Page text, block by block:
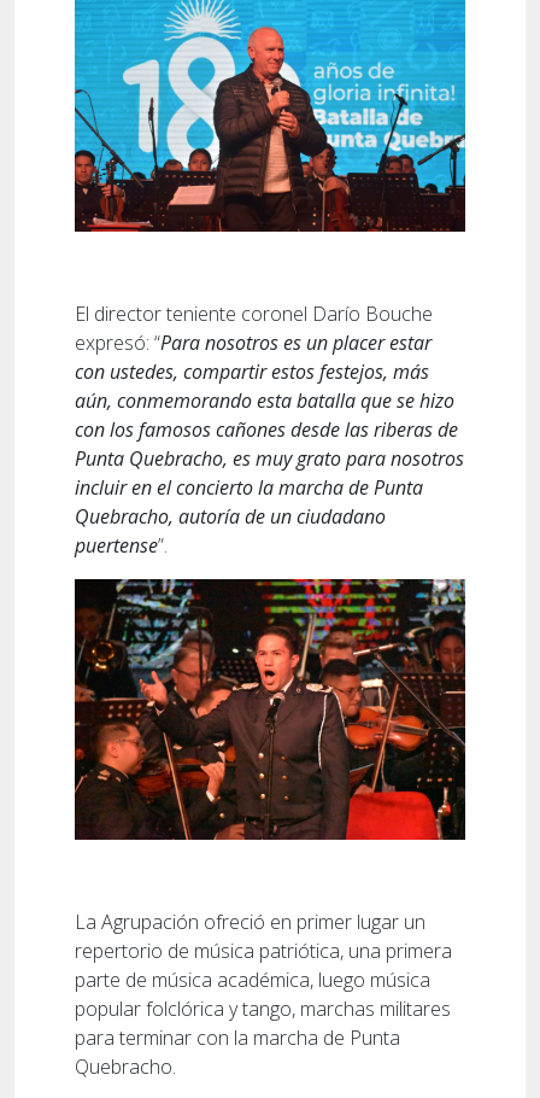
El director teniente coronel Darío Bouche
expresó: “Para nosotros es un placer estar
con ustedes, compartir estos festejos, más
aún, conmemorando esta batalla que se hizo
con los famosos cañones desde las riberas de
Punta Quebracho, es muy grato para nosotros
incluir en el concierto la marcha de Punta
Quebracho, autoría de un ciudadano
puertense”.
La Agrupación ofreció en primer lugar un
repertorio de música patriótica, una primera
parte de música académica, luego música
popular folclórica y tango, marchas militares
para terminar con la marcha de Punta
Quebracho.